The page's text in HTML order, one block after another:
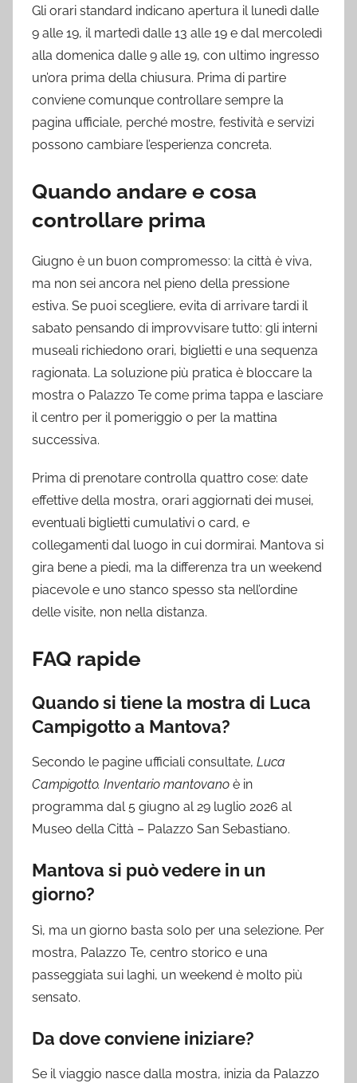
Gli orari standard indicano apertura il lunedì dalle
9 alle 19, il martedì dalle 13 alle 19 e dal mercoledì
alla domenica dalle 9 alle 19, con ultimo ingresso
un’ora prima della chiusura. Prima di partire
conviene comunque controllare sempre la
pagina ufficiale, perché mostre, festività e servizi
possono cambiare l’esperienza concreta.
Quando andare e cosa
controllare prima
Giugno è un buon compromesso: la città è viva,
ma non sei ancora nel pieno della pressione
estiva. Se puoi scegliere, evita di arrivare tardi il
sabato pensando di improvvisare tutto: gli interni
museali richiedono orari, biglietti e una sequenza
ragionata. La soluzione più pratica è bloccare la
mostra o Palazzo Te come prima tappa e lasciare
il centro per il pomeriggio o per la mattina
successiva.
Prima di prenotare controlla quattro cose: date
effettive della mostra, orari aggiornati dei musei,
eventuali biglietti cumulativi o card, e
collegamenti dal luogo in cui dormirai. Mantova si
gira bene a piedi, ma la differenza tra un weekend
piacevole e uno stanco spesso sta nell’ordine
delle visite, non nella distanza.
FAQ rapide
Quando si tiene la mostra di Luca
Campigotto a Mantova?
Secondo le pagine ufficiali consultate, Luca
Campigotto. Inventario mantovano è in
programma dal 5 giugno al 29 luglio 2026 al
Museo della Città – Palazzo San Sebastiano.
Mantova si può vedere in un
giorno?
Sì, ma un giorno basta solo per una selezione. Per
mostra, Palazzo Te, centro storico e una
passeggiata sui laghi, un weekend è molto più
sensato.
Da dove conviene iniziare?
Se il viaggio nasce dalla mostra, inizia da Palazzo